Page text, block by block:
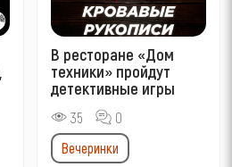
В ресторане «Дом
техники» пройдут
детективные игры
35
0
Вечеринки